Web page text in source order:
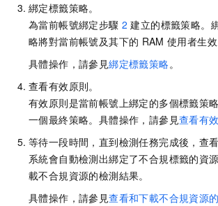
綁定標籤策略。
為當前帳號綁定步驟 2 建立的標籤策略。
略將對當前帳號及其下的 RAM 使用者生效
具體操作，請參見綁定標籤策略。
查看有效原則。
有效原則是當前帳號上綁定的多個標籤策
一個最終策略。具體操作，請參見查看有
等待一段時間，直到檢測任務完成後，查
系統會自動檢測出綁定了不合規標籤的資
載不合規資源的檢測結果。
具體操作，請參見查看和下載不合規資源